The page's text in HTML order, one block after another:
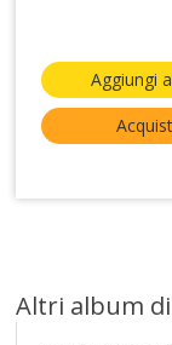
Aggiungi
Altri album